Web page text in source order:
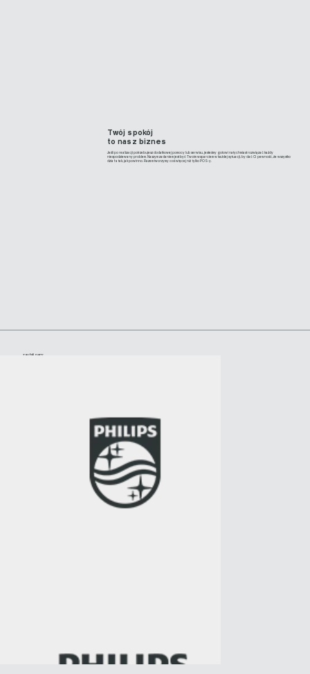
Twój spokój
to nasz biznes
Jeśli po realizacji potrzebujesz dodatkowej pomocy lub serwisu, jesteśmy gotowi natychmiast rozwiązać każdy
niespodziewany problem. Naszym zadaniem jest być Twoim wsparciem w każdej sytuacji, by dać Ci pewność, że wszystko
działa tak, jak powinno. Razem tworzymy coś więcej niż tylko POS-y.
zaufali nam: